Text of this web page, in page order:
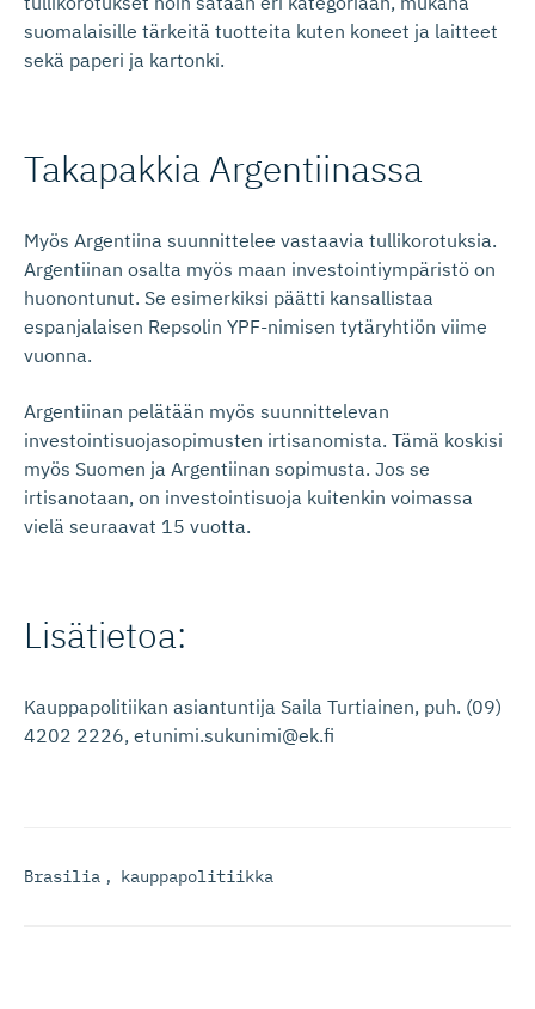
suomalaisille tärkeitä tuotteita kuten koneet ja laitteet
sekä paperi ja kartonki.
Takapakkia Argentiinassa
Myös Argentiina suunnittelee vastaavia tullikorotuksia.
Argentiinan osalta myös maan investointiympäristö on
huonontunut. Se esimerkiksi päätti kansallistaa
espanjalaisen Repsolin YPF-nimisen tytäryhtiön viime
vuonna.
Argentiinan pelätään myös suunnittelevan
investointisuojasopimusten irtisanomista. Tämä koskisi
myös Suomen ja Argentiinan sopimusta. Jos se
irtisanotaan, on investointisuoja kuitenkin voimassa
vielä seuraavat 15 vuotta.
Lisätietoa:
Kauppapolitiikan asiantuntija Saila Turtiainen, puh. (09)
4202 2226, etunimi.sukunimi@ek.fi
Brasilia , kauppapolitiikka